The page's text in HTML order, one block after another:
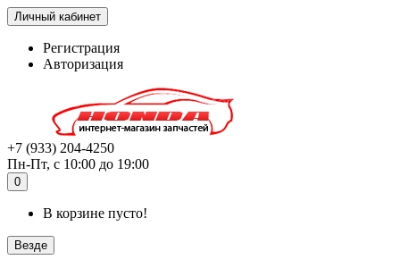
Личный кабинет
Регистрация
Авторизация
+7 (933) 204-4250
Пн-Пт, с 10:00 до 19:00
0
В корзине пусто!
Везде